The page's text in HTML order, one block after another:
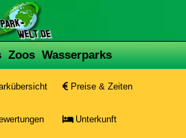
Zoos Wasserparks
Preise & Zeiten
Unterkunft